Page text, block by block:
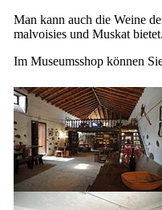
Man kann auch die Weine
malvoisies und Muskat bietet.
Im Museumsshop können